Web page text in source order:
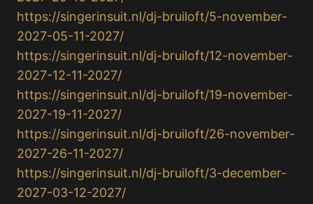
https://singerinsuit.nl/dj-bruiloft/5-november-
2027-05-11-2027/
https://singerinsuit.nl/dj-bruiloft/12-november-
2027-12-11-2027/
https://singerinsuit.nl/dj-bruiloft/19-november-
2027-19-11-2027/
https://singerinsuit.nl/dj-bruiloft/26-november-
2027-26-11-2027/
https://singerinsuit.nl/dj-bruiloft/3-december-
2027-03-12-2027/